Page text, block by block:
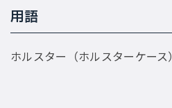
用語
ホルスター（ホルスターケース）